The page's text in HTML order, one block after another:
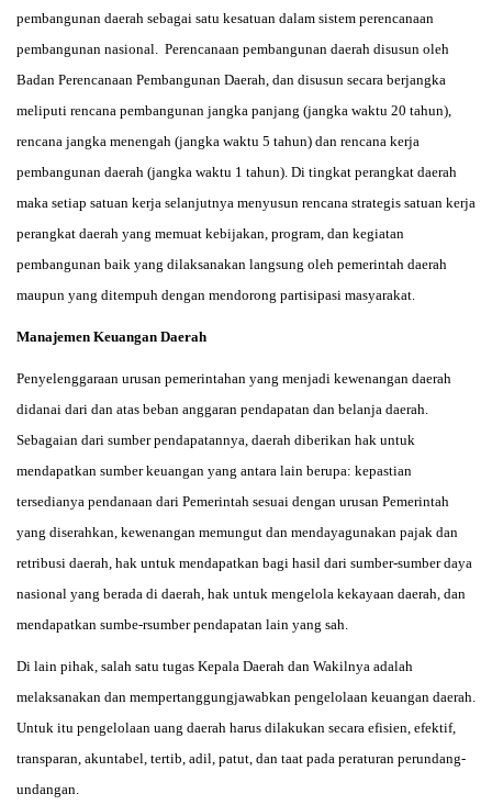
pembangunan daerah sebagai satu kesatuan dalam sistem perencanaan
pembangunan nasional. Perencanaan pembangunan daerah disusun oleh
Badan Perencanaan Pembangunan Daerah, dan disusun secara berjangka
meliputi rencana pembangunan jangka panjang (jangka waktu 20 tahun),
rencana jangka menengah (jangka waktu 5 tahun) dan rencana kerja
pembangunan daerah (jangka waktu 1 tahun). Di tingkat perangkat daerah
maka setiap satuan kerja selanjutnya menyusun rencana strategis satuan kerja
perangkat daerah yang memuat kebijakan, program, dan kegiatan
pembangunan baik yang dilaksanakan langsung oleh pemerintah daerah
maupun yang ditempuh dengan mendorong partisipasi masyarakat.
Manajemen Keuangan Daerah
Penyelenggaraan urusan pemerintahan yang menjadi kewenangan daerah
didanai dari dan atas beban anggaran pendapatan dan belanja daerah.
Sebagaian dari sumber pendapatannya, daerah diberikan hak untuk
mendapatkan sumber keuangan yang antara lain berupa: kepastian
tersedianya pendanaan dari Pemerintah sesuai dengan urusan Pemerintah
yang diserahkan, kewenangan memungut dan mendayagunakan pajak dan
retribusi daerah, hak untuk mendapatkan bagi hasil dari sumber-sumber daya
nasional yang berada di daerah, hak untuk mengelola kekayaan daerah, dan
mendapatkan sumbe-rsumber pendapatan lain yang sah.
Di lain pihak, salah satu tugas Kepala Daerah dan Wakilnya adalah
melaksanakan dan mempertanggungjawabkan pengelolaan keuangan daerah.
Untuk itu pengelolaan uang daerah harus dilakukan secara efisien, efektif,
transparan, akuntabel, tertib, adil, patut, dan taat pada peraturan perundang-
undangan.